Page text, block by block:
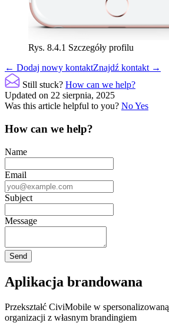
Rys. 8.4.1 Szczegóły profilu
Doc
navigation
← Dodaj nowy kontaktZnajdź kontakt →
Still stuck? How can we help?
Updated on 22 sierpnia, 2025
Was this article helpful to you? NoYes
How can we help?
Name
Email
Subject
Message
Aplikacja brandowana
Przekształć CiviMobile w
organizacji z własnym brandingiem